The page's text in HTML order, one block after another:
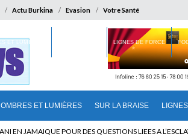
Actu Burkina Evasion Votre Santé
OMBRES ET LUMIÈRES SUR LA BRAISE
ET LUMIÈRES LIGNES DE FORCE
EN JAMAIQUE POUR DES QUESTIONS LIEES A
TALON A LA TETE DU SENAT BENINOIS : Quand